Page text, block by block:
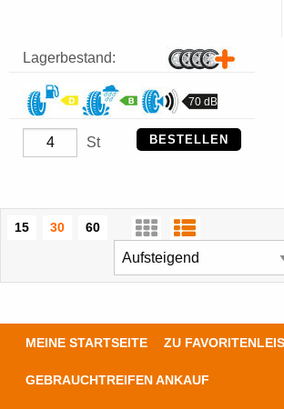
Lagerbestand:
70 dB
St BESTELLEN
15 30
60
MEINE STARTSEITE ZU
GEBRAUCHTREIFEN ANKAUF